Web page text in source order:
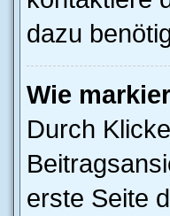
dazu
Wie
Durch
erste Seite